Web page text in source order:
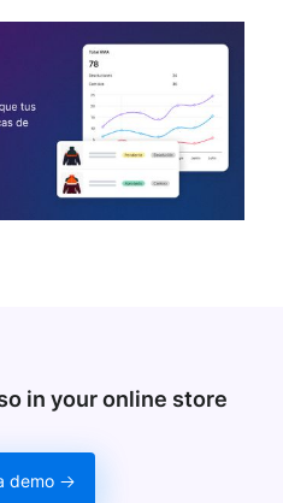
in your online store
demo